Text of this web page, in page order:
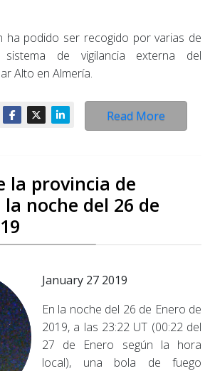
ha podido ser recogido por varias de
de vigilancia externa del
Alto en Almería.
Read More
la provincia de
noche del 26 de
January 27 2019
En la noche del 26 de Enero de
2019, a las 23:22 UT (00:22 del
27 de Enero según la hora
local), una bola de fuego